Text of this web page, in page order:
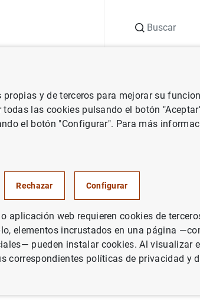
del Banco de España Balanza de pagos en
de 2013
de 2013 (200KB)
y de terceros para mejorar su
las cookies pulsando el botón
el botón "Configurar". Para más
Rechazar Configurar
aplicación web requieren cookies de
elementos incrustados en una página
pueden instalar cookies. Al visualizar
correspondientes políticas de privacidad y